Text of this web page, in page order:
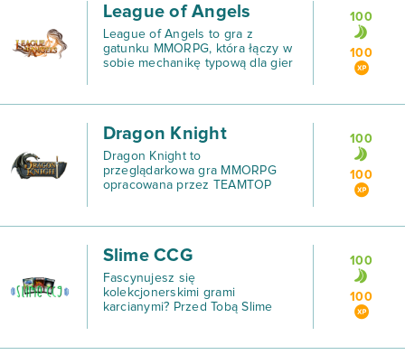
League of Angels
League of Angels to gra z
gatunku MMORPG, która łączy w
sobie mechanikę typową dla gier
100
100
Dragon Knight
Dragon Knight to
przeglądarkowa gra MMORPG
opracowana przez TEAMTOP
użytkowników na całym świecie.
100
100
Slime CCG
Fascynujesz się
kolekcjonerskimi grami
karcianymi? Przed Tobą Slime
100
100